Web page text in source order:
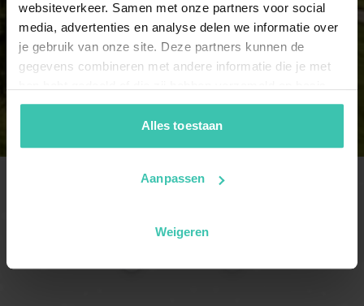
websiteverkeer. Samen met onze partners voor social
media, advertenties en analyse delen we informatie over
je gebruik van onze site. Deze partners kunnen de
gegevens combineren met andere informatie die je met
van je gebruik van hun diensten. Zo zorgen we ervoor dat
jouw vakantiezoektocht soepel en op maat verloopt!
Alles toestaan
Aanpassen
Weigeren
15 personen
9 vakantiehuizen
Toon alle groepsgroottes